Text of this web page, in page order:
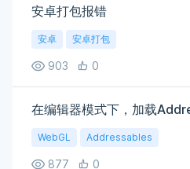
安卓打包报错
安卓 安卓打包
903 0
WebGL Addressables
877 0